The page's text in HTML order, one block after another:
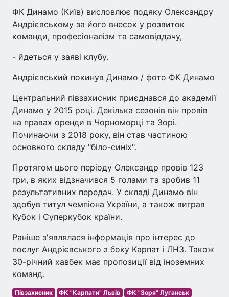
ФК Динамо (Київ) висловлює подяку Олександру
Андрієвському за його внесок у розвиток
команди, професіоналізм та самовіддачу,
- йдеться у заяві клубу.
Андрієвський покинув Динамо / фото ФК Динамо
Центральний півзахисник приєднався до академії
Динамо у 2015 році. Декілька сезонів він провів
на правах оренди в Чорноморці та Зорі.
Починаючи з 2018 року, він став частиною
основного складу "біло-синіх".
Протягом цього періоду Олександр провів 123
гри, в яких відзначився 5 голами та зробив 11
результативних передач. У складі Динамо він
здобув титул чемпіона України, а також виграв
Кубок і Суперкубок країни.
Раніше з'являлася інформація про інтерес до
послуг Андрієвського з боку Карпат і ЛНЗ. Також
30-річний хавбек має пропозиції від іноземних
команд.
Півзахисник ФК "Карпати" Львів
ФК "Зоря" Луганськ